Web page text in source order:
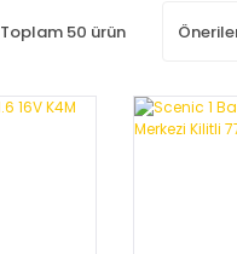
Toplam 50 ürün